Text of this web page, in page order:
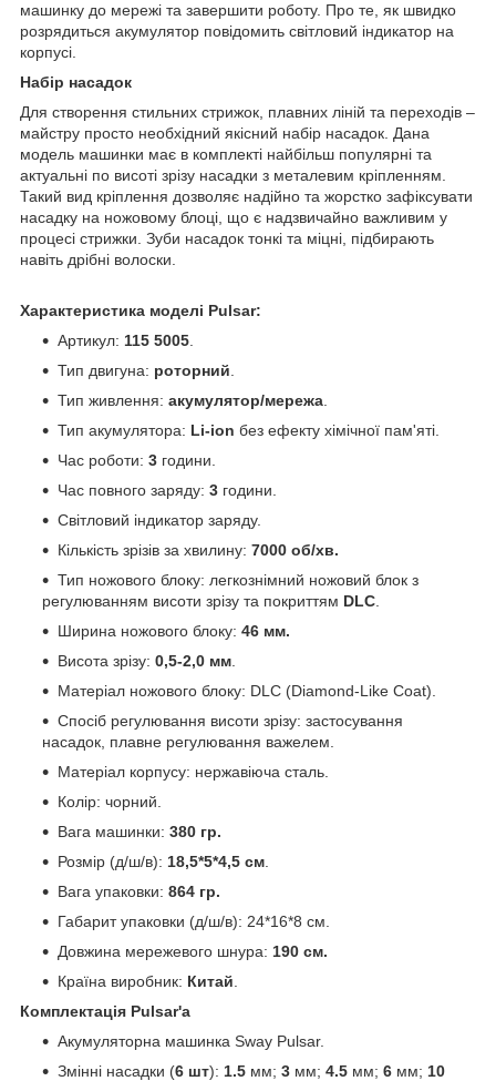
машинку до мережі та завершити роботу. Про те, як швидко
розрядиться акумулятор повідомить світловий індикатор на
корпусі.
Набір насадок
Для створення стильних стрижок, плавних ліній та переходів –
майстру просто необхідний якісний набір насадок. Дана
модель машинки має в комплекті найбільш популярні та
актуальні по висоті зрізу насадки з металевим кріпленням.
Такий вид кріплення дозволяє надійно та жорстко зафіксувати
насадку на ножовому блоці, що є надзвичайно важливим у
процесі стрижки. Зуби насадок тонкі та міцні, підбирають
навіть дрібні волоски.
Характеристика моделі Pulsar:
Артикул: 115 5005
Тип двигуна: роторний
Тип живлення: акумулятор/мережа
Тип акумулятора: Li-ion без ефекту хімічної пам'яті.
Час роботи: 3 години.
Час повного заряду: 3 години.
Світловий індикатор заряду.
Кількість зрізів за хвилину: 7000 об/хв.
Тип ножового блоку: легкознімний ножовий блок з
регулюванням висоти зрізу та покриттям DLC
Ширина ножового блоку: 46 мм.
Висота зрізу: 0,5-2,0 мм
Матеріал ножового блоку: DLC (Diamond-Like Coat).
Спосіб регулювання висоти зрізу: застосування
насадок, плавне регулювання важелем.
Матеріал корпусу: нержавіюча сталь.
Колір: чорний.
Вага машинки: 380 гр.
Розмір (д/ш/в): 18,5*5*4,5 см
Вага упаковки: 864 гр.
Габарит упаковки (д/ш/в): 24*16*8 см.
Довжина мережевого шнура: 190 см.
Країна виробник: Китай
Комплектація Pulsar'a
Акумуляторна машинка Sway Pulsar.
Змінні насадки (6 шт): 1.5 мм; 3 мм; 4.5 мм; 6 мм; 10